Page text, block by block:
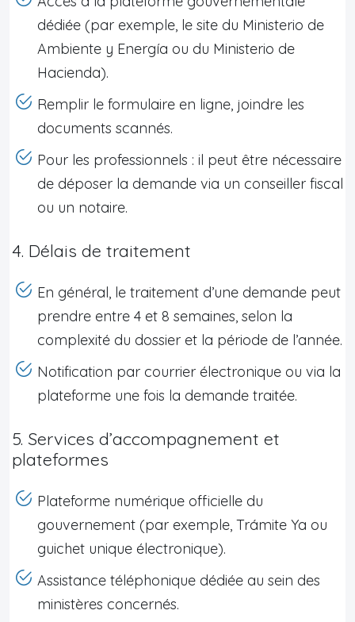
dédiée (par exemple, le site du Ministerio de
Ambiente y Energía ou du Ministerio de
Hacienda).
Remplir le formulaire en ligne, joindre les
documents scannés.
Pour les professionnels : il peut être nécessaire
de déposer la demande via un conseiller fiscal
ou un notaire.
4. Délais de traitement
En général, le traitement d’une demande peut
prendre entre 4 et 8 semaines, selon la
complexité du dossier et la période de l’année.
Notification par courrier électronique ou via la
plateforme une fois la demande traitée.
5. Services d’accompagnement et
plateformes
Plateforme numérique officielle du
gouvernement (par exemple, Trámite Ya ou
guichet unique électronique).
Assistance téléphonique dédiée au sein des
ministères concernés.